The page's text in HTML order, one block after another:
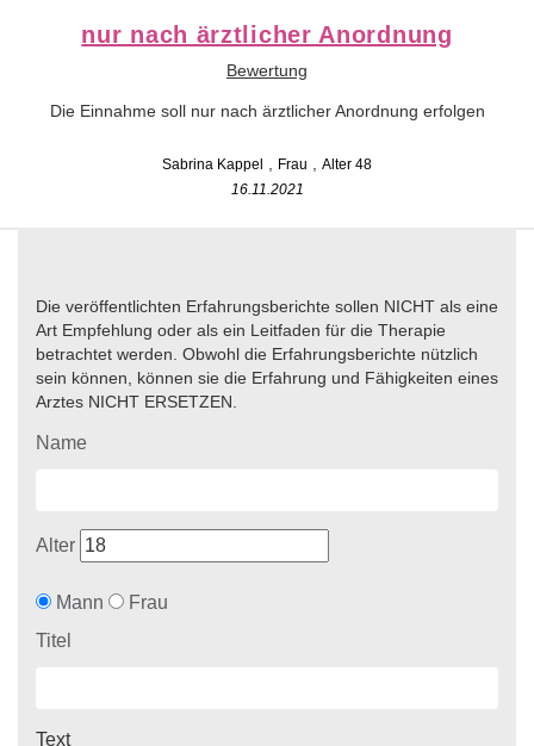
nur nach ärztlicher Anordnung
Bewertung
Die Einnahme soll nur nach ärztlicher Anordnung erfolgen
Sabrina Kappel Frau
Alter 48
16.11.2021
Die veröffentlichten Erfahrungsberichte sollen NICHT als eine
Art Empfehlung oder als ein Leitfaden für die Therapie
betrachtet werden. Obwohl die Erfahrungsberichte nützlich
sein können, können sie die Erfahrung und Fähigkeiten eines
Arztes NICHT ERSETZEN.
Name
Alter
Mann
Frau
Titel
Text